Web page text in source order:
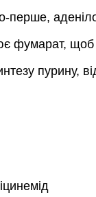
перше,
фумарат,
пурину,